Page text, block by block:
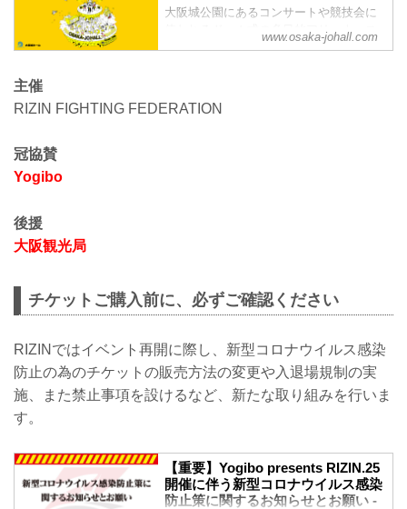
大阪城公園にあるコンサートや競技会に
使われるドーム式の多目的アリーナ。ス
ケジュール、アクセス。大阪市中央区。
www.osaka-johall.com
主催
RIZIN FIGHTING FEDERATION
冠協賛
Yogibo
後援
大阪観光局
チケットご購入前に、必ずご確認ください
RIZINではイベント再開に際し、新型コロナウイルス感染
防止の為のチケットの販売方法の変更や入退場規制の実
施、また禁止事項を設けるなど、新たな取り組みを行いま
す。
【重要】Yogibo presents RIZIN.25
開催に伴う新型コロナウイルス感染
防止策に関するお知らせとお願い -